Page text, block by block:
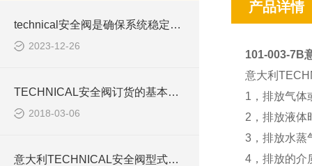
technical安全阀是确保系统稳定运行的关键
2023-12-26
TECHNICAL安全阀订货的基本要求
2018-03-06
意大利TECHNICAL安全阀型式选择的基本原则
产品详情
101-003-7B
意大利
1，排放气体
2，排放液体
3，排放水蒸
4，排放的介